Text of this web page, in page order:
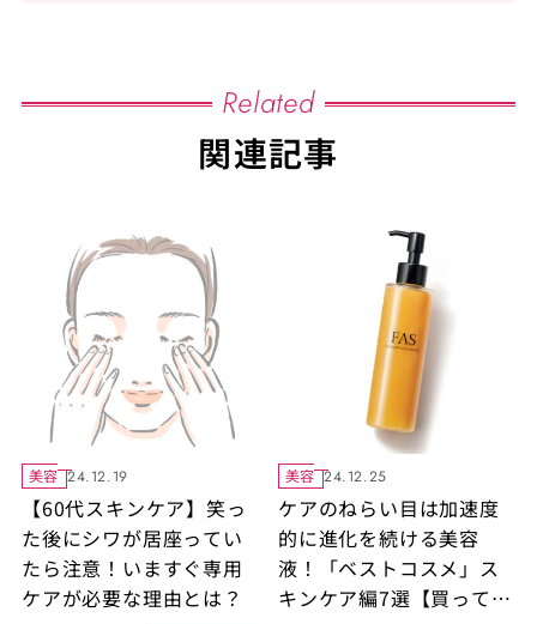
Related
関連記事
美容 24.12.19
【60代スキンケア】笑っ
た後にシワが居座ってい
たら注意！いますぐ専用
ケアが必要な理由とは？
美容 24.12.25
ケアのねらい目は加速度
的に進化を続ける美容
液！「ベストコスメ」ス
キンケア編7選【買ってよ